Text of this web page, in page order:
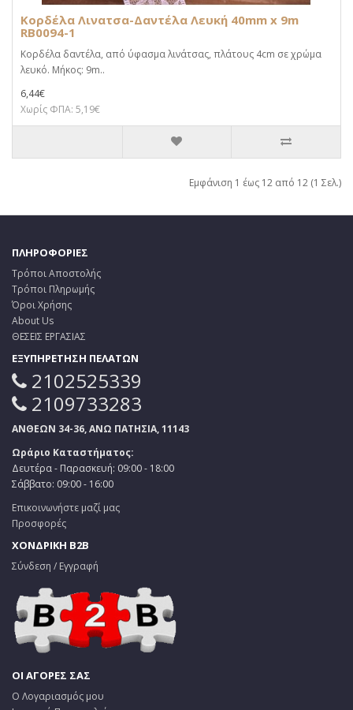
Κορδέλα Λινατσα-Δαντέλα Λευκή 40mm x 9m
RB0094-1
Κορδέλα δαντέλα, από ύφασμα λινάτσας, πλάτους 4cm σε χρώμα
λευκό. Μήκος: 9m..
6,44€
Χωρίς ΦΠΑ: 5,19€
Εμφάνιση 1 έως 12 από 12 (1 Σελ.)
ΠΛΗΡΟΦΟΡΙΕΣ
Τρόποι Αποστολής
Τρόποι Πληρωμής
Όροι Χρήσης
About Us
ΘΕΣΕΙΣ ΕΡΓΑΣΙΑΣ
ΕΞΥΠΗΡΕΤΗΣΗ ΠΕΛΑΤΩΝ
2102525339
2109733283
ΑΝΘΕΩΝ 34-36, ΑΝΩ ΠΑΤΗΣΙΑ, 11143
Ωράριο Καταστήματος:
Δευτέρα - Παρασκευή: 09:00 - 18:00
Σάββατο: 09:00 - 16:00
Επικοινωνήστε μαζί μας
Προσφορές
ΧΟΝΔΡΙΚΗ B2B
Σύνδεση / Εγγραφή
ΟΙ ΑΓΟΡΕΣ ΣΑΣ
Ο Λογαριασμός μου